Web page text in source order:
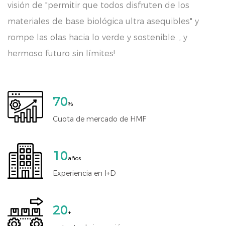
visión de "permitir que todos disfruten de los
materiales de base biológica ultra asequibles" y
rompe las olas hacia lo verde y sostenible. , y
hermoso futuro sin límites!
70%
Cuota de mercado de HMF
10años
Experiencia en I+D
20+